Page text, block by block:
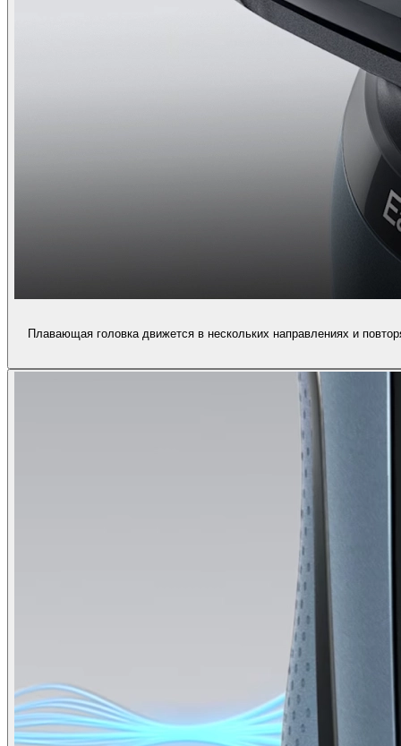
Плавающая головка движется в нескольких направлениях и